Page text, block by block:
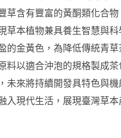
含有豐富的黃酮類化合物
本植物兼具養生智慧與科
金黃色，為降低傳統青草
料以適合沖泡的規格製成
未來將持續開發具特色與
現代生活，展現臺灣草本